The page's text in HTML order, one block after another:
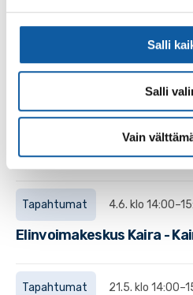
Salli
Salli
Vain
työelämäpalvelut Kairassa
Elinvoimakeskus Kaira –
Canva-koulutus
Tapahtumat 4.6. klo
Elinvoimakeskus Kaira -
Tapahtumat 21.5. klo